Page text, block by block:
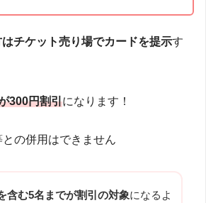
チケット売り場でカードを提示す
300円割引になります！
の併用はできません
含む5名までが割引の対象になるよ